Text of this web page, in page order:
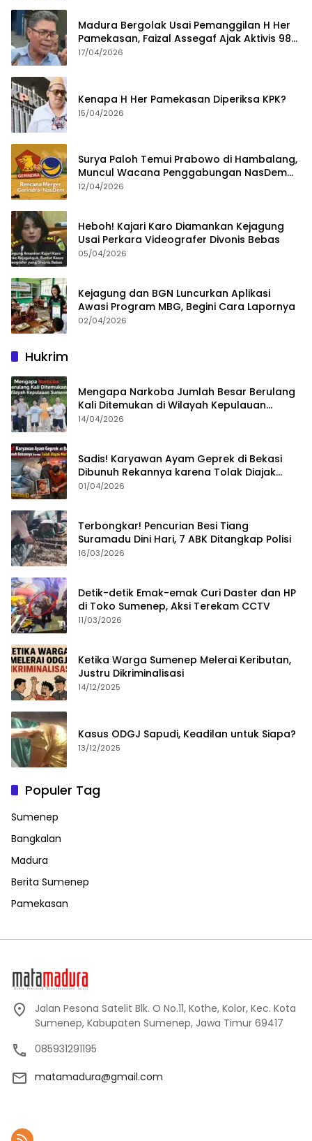
Madura Bergolak Usai Pemanggilan H Her
Pamekasan, Faizal Assegaf Ajak Aktivis 98
Bongkar Permainan KPK
17/04/2026
Kenapa H Her Pamekasan Diperiksa KPK?
15/04/2026
Surya Paloh Temui Prabowo di Hambalang,
Muncul Wacana Penggabungan NasDem
dan Gerindra
12/04/2026
Heboh! Kajari Karo Diamankan Kejagung
Usai Perkara Videografer Divonis Bebas
05/04/2026
Kejagung dan BGN Luncurkan Aplikasi
Awasi Program MBG, Begini Cara Lapornya
02/04/2026
Hukrim
Mengapa Narkoba Jumlah Besar Berulang
Kali Ditemukan di Wilayah Kepulauan
Sumenep?
14/04/2026
Sadis! Karyawan Ayam Geprek di Bekasi
Dibunuh Rekannya karena Tolak Diajak
Merampok Majikan
01/04/2026
Terbongkar! Pencurian Besi Tiang
Suramadu Dini Hari, 7 ABK Ditangkap Polisi
16/03/2026
Detik-detik Emak-emak Curi Daster dan HP
di Toko Sumenep, Aksi Terekam CCTV
11/03/2026
Ketika Warga Sumenep Melerai Keributan,
Justru Dikriminalisasi
14/12/2025
Kasus ODGJ Sapudi, Keadilan untuk Siapa?
13/12/2025
Populer Tag
Sumenep
Bangkalan
Madura
Berita Sumenep
Pamekasan
Jalan Pesona Satelit Blk. O No.11, Kothe, Kolor, Kec. Kota
Sumenep, Kabupaten Sumenep, Jawa Timur 69417
085931291195
matamadura@gmail.com